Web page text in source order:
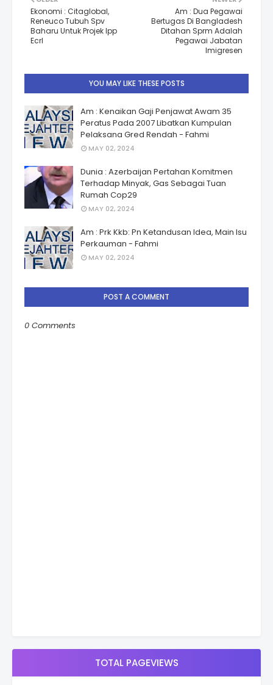
Am : Dua Pegawai
Bertugas Di Bangladesh
Ditahan Sprm Adalah
Pegawai Jabatan
Imigresen
Ekonomi : Citaglobal,
Reneuco Tubuh Spv
Baharu Untuk Projek Ipp
Ecrl
YOU MAY LIKE THESE POSTS
Am : Kenaikan Gaji Penjawat Awam 35
Peratus Pada 2007 Libatkan Kumpulan
Pelaksana Gred Rendah - Fahmi
MAY 02, 2024
Dunia : Azerbaijan Pertahan Komitmen
Terhadap Minyak, Gas Sebagai Tuan
Rumah Cop29
MAY 02, 2024
Am : Prk Kkb: Pn Ketandusan Idea, Main Isu
Perkauman - Fahmi
MAY 02, 2024
POST A COMMENT
0 Comments
TOTAL PAGEVIEWS